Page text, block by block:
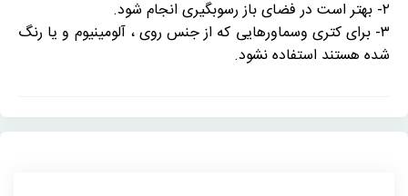
۲- بهتر است در فضای باز رسوبگیری انجام شود.
۳- برای کتری وسماورهایی که از جنس روی ، آلومینیوم و یا رنگ
شده هستند استفاده نشود.